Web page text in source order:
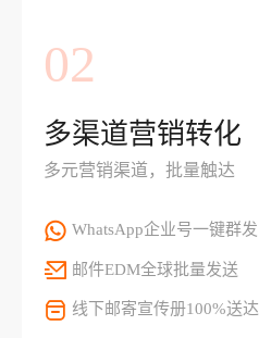
02
多渠道营销转化
多元营销渠道，批量触达
WhatsApp企业号一键群发
邮件EDM全球批量发送
线下邮寄宣传册100%送达